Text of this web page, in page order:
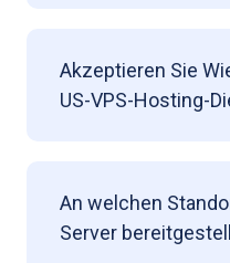
Akzeptieren Sie
US-VPS-Hosting-
An welchen
Server